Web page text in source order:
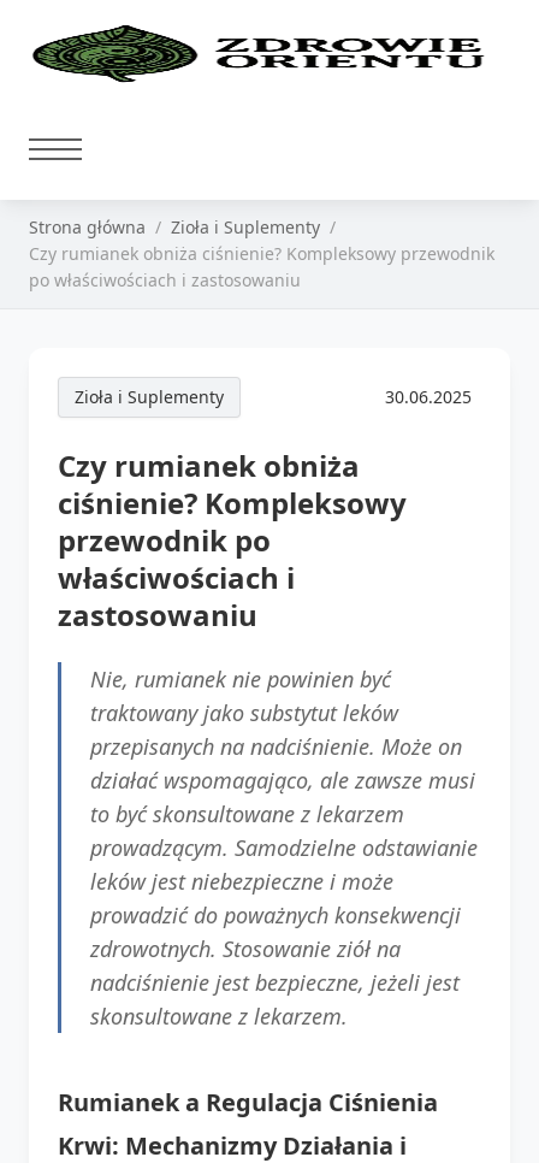
Strona główna
Zioła i Suplementy
Czy rumianek obniża ciśnienie? Kompleksowy przewodnik
po właściwościach i zastosowaniu
Zioła i Suplementy 30.06.2025
Czy rumianek obniża
ciśnienie? Kompleksowy
przewodnik po
właściwościach i
zastosowaniu
Nie, rumianek nie powinien być
traktowany jako substytut leków
przepisanych na nadciśnienie. Może on
działać wspomagająco, ale zawsze musi
to być skonsultowane z lekarzem
prowadzącym. Samodzielne odstawianie
leków jest niebezpieczne i może
prowadzić do poważnych konsekwencji
zdrowotnych. Stosowanie ziół na
nadciśnienie jest bezpieczne, jeżeli jest
skonsultowane z lekarzem.
Rumianek a Regulacja Ciśnienia
Krwi: Mechanizmy Działania i